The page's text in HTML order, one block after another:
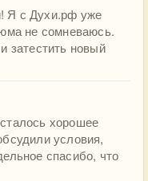
Я с Духи.рф уже
не сомневаюсь.
затестить новый
хорошее
условия,
спасибо, что